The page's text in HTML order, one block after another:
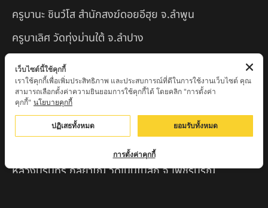
ครูบานะ ชินวํโส สำนักสงฆ์ดอยอีฮุย จ.ลำพูน
ครูบาเลิศ วัดทุ่งม่านใต้ จ.ลำปาง
หลวงปู่หนู นรินโท วัดวังท่าดี จ.เพชรบูรณ์
ครูบาทอง วัดก้อท่า จ.ลำพูน
ครูบาตุ๊เจ้าปู่หว่าหลิ่ง วิระทะโย วัดเวฬุวัน อ.เชียงดาว
จ.เชียงใหม่
ครูบาศรี สุจิตโต บ้านสบก๋ง จ.ลำปาง
หลวงปู่รินทร์ กลฺยาโณ วัดเนินโบสถ์ จ.เพชรบูรณ์
เว็บไซต์นี้ใช้คุกกี้
เราใช้คุกกี้เพื่อเพิ่มประสิทธิภาพ และประสบการณ์ที่ดีในการใช้งานเว็บไซต์ คุณ
สามารถเลือกตั้งค่าความยินยอมการใช้คุกกี้ได้ โดยคลิก "การตั้งค่า
คุกกี้" นโยบายคุกกี้
ปฏิเสธทั้งหมด ยอมรับทั้งหมด
การตั้งค่าคุกกี้